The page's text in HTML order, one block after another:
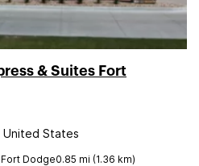
& Suites Fort
United States
Dodge0.85 mi (1.36 km)